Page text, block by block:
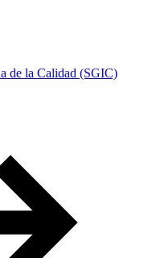
de la Calidad (SGIC)